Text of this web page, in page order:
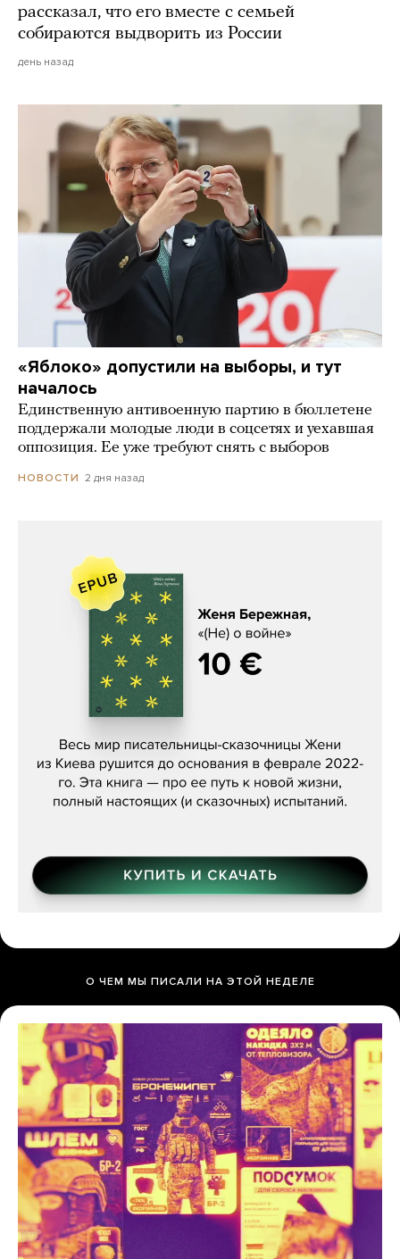
рассказал, что его вместе с семьей
собираются выдворить из России
день назад
«Яблоко» допустили на выборы, и тут
началось
Единственную антивоенную партию в бюллетене
поддержали молодые люди в соцсетях и уехавшая
оппозиция. Ее уже требуют снять с выборов
НОВОСТИ 2 дня назад
Женя Бережная, «(Не) о войне»
О ЧЕМ МЫ ПИСАЛИ НА ЭТОЙ НЕДЕЛЕ